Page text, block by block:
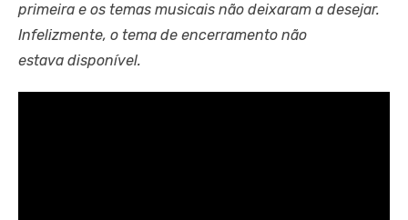
primeira e os temas musicais não deixaram a desejar.
Infelizmente, o tema de encerramento não
estava disponível.